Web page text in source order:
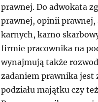
prawnej. Do adwokata
prawnej, opinii prawnej,
karnych, karno
firmie pracownika na
wynajmują także
zadaniem prawnika jest
podziału majątku czy